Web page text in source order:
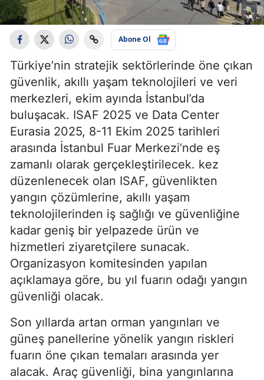
Abone Ol
Türkiye’nin stratejik sektörlerinde öne çıkan
güvenlik, akıllı yaşam teknolojileri ve veri
merkezleri, ekim ayında İstanbul’da
buluşacak. ISAF 2025 ve Data Center
Eurasia 2025, 8-11 Ekim 2025 tarihleri
arasında İstanbul Fuar Merkezi’nde eş
zamanlı olarak gerçekleştirilecek. kez
düzenlenecek olan ISAF, güvenlikten
yangın çözümlerine, akıllı yaşam
teknolojilerinden iş sağlığı ve güvenliğine
kadar geniş bir yelpazede ürün ve
hizmetleri ziyaretçilere sunacak.
Organizasyon komitesinden yapılan
açıklamaya göre, bu yıl fuarın odağı yangın
güvenliği olacak.
Son yıllarda artan orman yangınları ve
güneş panellerine yönelik yangın riskleri
fuarın öne çıkan temaları arasında yer
alacak. Araç güvenliği, bina yangınlarına